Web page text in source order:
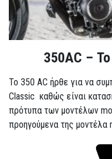
350AC –
To 350 AC ήρθε για να
Classic καθώς είναι
πρότυπα των μοντέλων
προηγούμενα της μοντέλα